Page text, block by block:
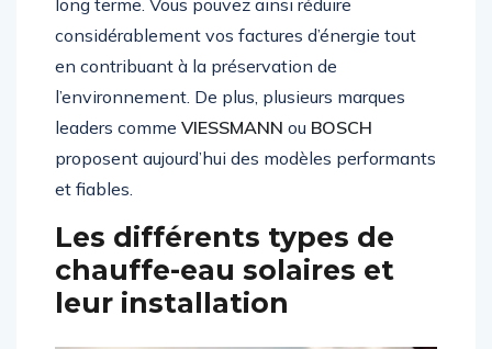
long terme. Vous pouvez ainsi réduire
considérablement vos factures d’énergie tout
en contribuant à la préservation de
l’environnement. De plus, plusieurs marques
leaders comme VIESSMANN ou BOSCH
proposent aujourd’hui des modèles performants
et fiables.
Les différents types de
chauffe-eau solaires et
leur installation